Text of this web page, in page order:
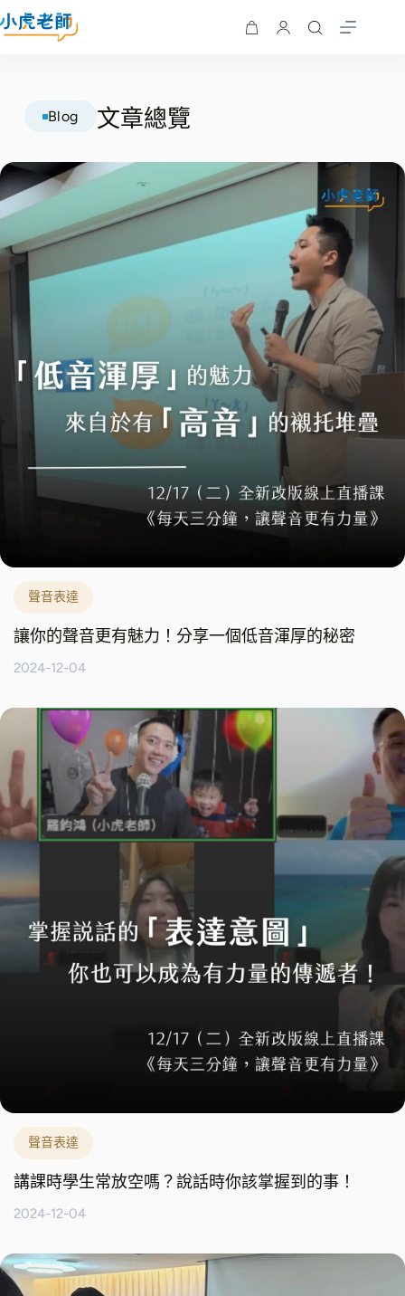
Blog 文章總覽
聲音表達
讓你的聲音更有魅力！分享一個低音渾厚的秘密
2024-12-04
聲音表達
講課時學生常放空嗎？說話時你該掌握到的事！
2024-12-04